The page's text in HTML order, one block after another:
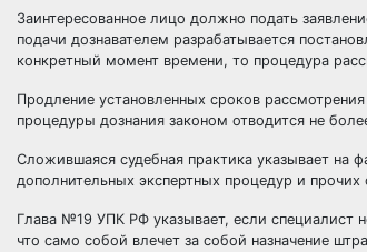
Заинтересованное лицо должно подать
подачи дознавателем разрабатывается
конкретный момент времени, то процедура
Продление установленных сроков
процедуры дознания законом отводится не
Сложившаяся судебная практика указывает на
дополнительных экспертных процедур и прочих
Глава №19 УПК РФ указывает, если специалист
что само собой влечет за собой назначение